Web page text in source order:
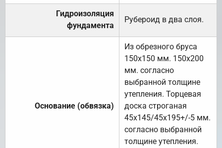
Гидроизоляция
фундамента
Рубероид в два слоя.
Основание (обвязка)
Из обрезного бруса
150х150 мм. 150х200
мм. согласно
выбранной толщине
утепления. Торцевая
доска строганая
45х145/45х195+/-5 мм.
согласно выбранной
толщине утепления.